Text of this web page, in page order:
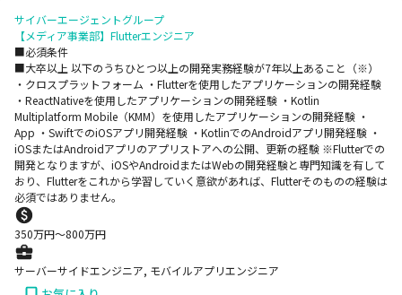
サイバーエージェントグループ
【メディア事業部】Flutterエンジニア
■必須条件
■大卒以上 以下のうちひとつ以上の開発実務経験が7年以上あること（※）
・クロスプラットフォーム ・Flutterを使用したアプリケーションの開発経験
・ReactNativeを使用したアプリケーションの開発経験 ・Kotlin
Multiplatform Mobile（KMM）を使用したアプリケーションの開発経験 ・
App ・SwiftでのiOSアプリ開発経験 ・KotlinでのAndroidアプリ開発経験 ・
iOSまたはAndroidアプリのアプリストアへの公開、更新の経験 ※Flutterでの
開発となりますが、iOSやAndroidまたはWebの開発経験と専門知識を有して
おり、Flutterをこれから学習していく意欲があれば、Flutterそのものの経験は
必須ではありません。
350万円〜800万円
サーバーサイドエンジニア, モバイルアプリエンジニア